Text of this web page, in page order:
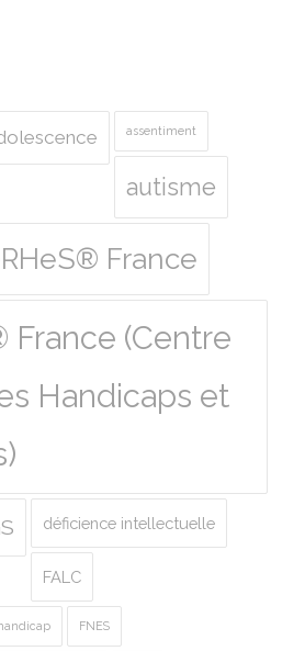
assentiment
autisme
France
France (Centre
Handicaps et
déficience intellectuelle
FALC
FNES